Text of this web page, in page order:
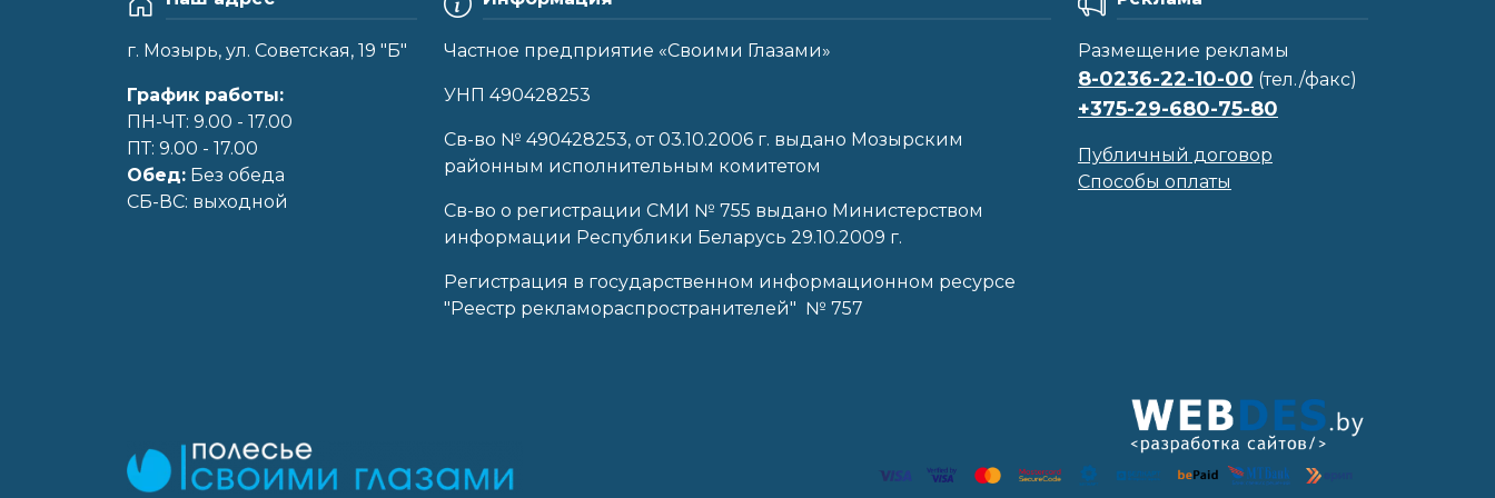
г. Мозырь, ул. Советская, 19 "Б"
График работы:
ПН-ЧТ: 9.00 - 17.00
ПТ: 9.00 - 17.00
Обед: Без обеда
CБ-ВС: выходной
Частное предприятие «Своими Глазами»
УНП 490428253
Cв-во № 490428253, от 03.10.2006 г. выдано Мозырским
районным исполнительным комитетом
Св-во о регистрации СМИ № 755 выдано Министерством
информации Республики Беларусь 29.10.2009 г.
Регистрация в государственном информационном ресурсе
"Реестр рекламораспространителей" № 757
Размещение рекламы
8-0236-22-10-00 (тел./факс)
+375-29-680-75-80
Публичный договор
Способы оплаты